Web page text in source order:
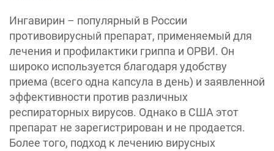
Ингавирин – популярный в России
противовирусный препарат, применяемый для
лечения и профилактики гриппа и ОРВИ. Он
широко используется благодаря удобству
приема (всего одна капсула в день) и заявленной
эффективности против различных
респираторных вирусов. Однако в США этот
препарат не зарегистрирован и не продается.
Более того, подход к лечению вирусных